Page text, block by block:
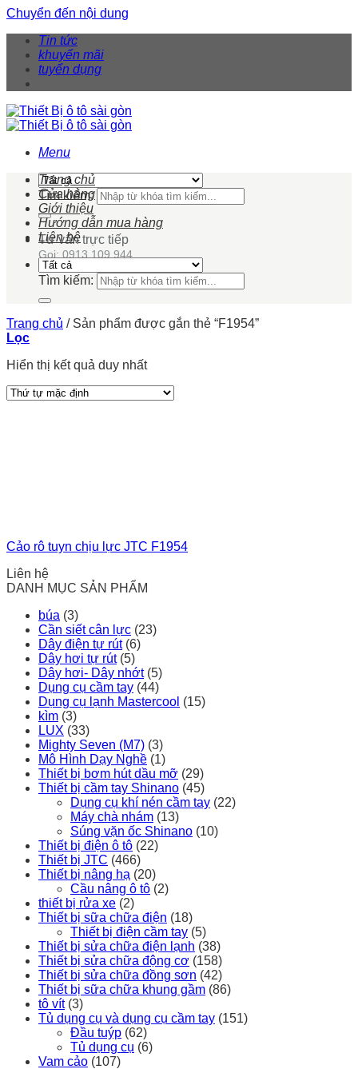
Chuyển đến nội dung
Tin tức
khuyến mãi
tuyển dụng
Menu
Tìm kiếm:
Tư vấn trực tiếp
Gọi: 0913 109 944
Trang chủ
Cửa hàng
Giới thiệu
Hướng dẫn mua hàng
Liên hệ
Tìm kiếm:
Trang chủ /Sản phẩm được gắn thẻ “F1954”
Lọc
Hiển thị kết quả duy nhất
Cảo rô tuyn chịu lực JTC F1954
Liên hệ
DANH MỤC SẢN PHẨM
búa (3)
Cần siết cân lực (23)
Dây điện tự rút (6)
Dây hơi tự rút (5)
Dây hơi- Dây nhớt (5)
Dụng cụ cầm tay (44)
Dụng cụ lạnh Mastercool (15)
kìm (3)
LUX (33)
Mighty Seven (M7) (3)
Mô Hình Dạy Nghề (1)
Thiết bị bơm hút dầu mỡ (29)
Thiết bị cầm tay Shinano (45)
Dụng cụ khí nén cầm tay (22)
Máy chà nhám (13)
Súng vặn ốc Shinano (10)
Thiết bị điện ô tô (22)
Thiết bị JTC (466)
Thiết bị nâng hạ (20)
Cầu nâng ô tô (2)
thiết bị rửa xe (2)
Thiết bị sữa chữa điện (18)
Thiết bị điện cầm tay (5)
Thiết bị sửa chữa điện lạnh (38)
Thiết bị sửa chữa động cơ (158)
Thiết bị sửa chữa đồng sơn (42)
Thiết bị sữa chữa khung gầm (86)
tô vít (3)
Tủ dụng cụ và dụng cụ cầm tay (151)
Đầu tuýp (62)
Tủ dụng cụ (6)
Vam cảo (107)